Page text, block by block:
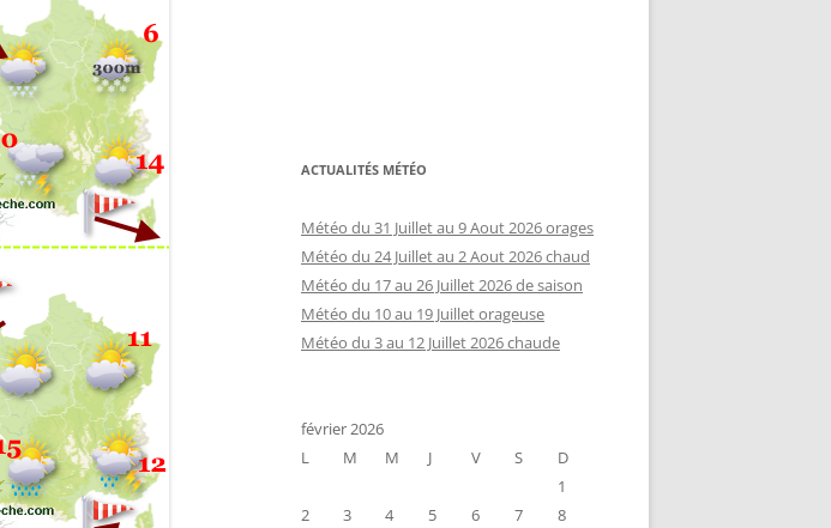
ACTUALITÉS MÉTÉO
Météo du 31 Juillet au 9 Aout 2026 orages
Météo du 24 Juillet au 2 Aout 2026 chaud
Météo du 17 au 26 Juillet 2026 de saison
Météo du 10 au 19 Juillet orageuse
Météo du 3 au 12 Juillet 2026 chaude
février 2026
L
M M J V S
D
1
2
3 4 5 6 7
8